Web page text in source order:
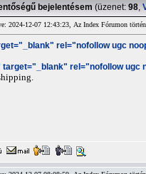
bejelentésem (üzenet: 98,
2024-12-07 12:43:23, Az Index Fórumon
rel="nofollow ugc
rel="nofollow ugc